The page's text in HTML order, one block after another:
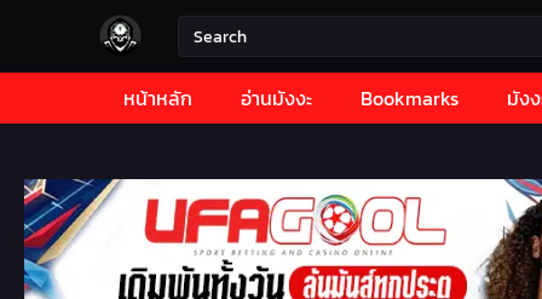
หน้าหลัก อ่านมังงะ Bookmarks มังง